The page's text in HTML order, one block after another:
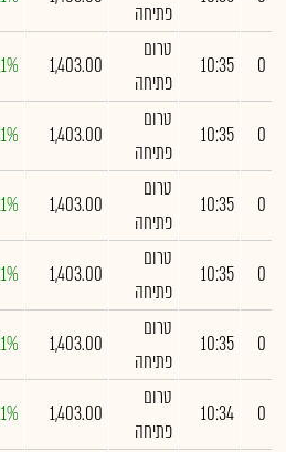
פתיחה
0
10:35
טרום
פתיחה
1,403.00
0
10:35
טרום
פתיחה
1,403.00
0
10:35
טרום
פתיחה
1,403.00
0
10:35
טרום
פתיחה
1,403.00
0
10:35
טרום
פתיחה
1,403.00
0
10:34
טרום
פתיחה
1,403.00